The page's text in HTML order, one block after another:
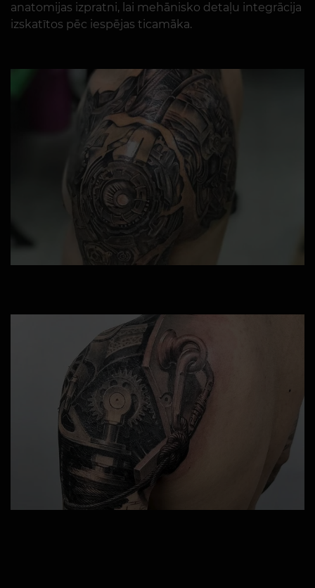
anatomijas izpratni, lai mehānisko detaļu integrācija
izskatītos pēc iespējas ticamāka.